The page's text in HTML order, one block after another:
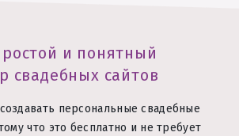
и понятный
свадебных сайтов
персональные свадебные
что это бесплатно и не требует